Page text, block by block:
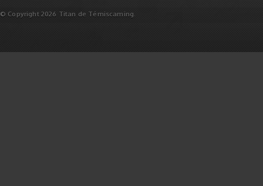
© Copyright 2026 Titan de Témiscaming.